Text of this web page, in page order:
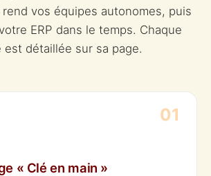
vos équipes autonomes, puis
ERP dans le temps. Chaque
est détaillée sur sa page.
01
« Clé en main »